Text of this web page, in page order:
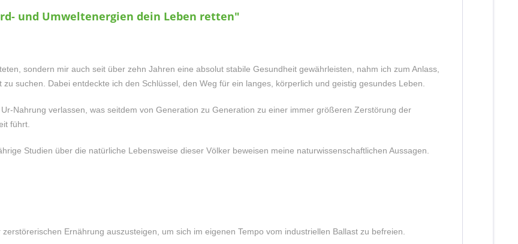
und Umweltenergien dein Leben retten"
sondern mir auch seit über zehn Jahren eine absolut stabile Gesundheit gewährleisten, nahm ich zum Anlass,
suchen. Dabei entdeckte ich den Schlüssel, den Weg für ein langes, körperlich und geistig gesundes Leben.
Nahrung verlassen, was seitdem von Generation zu Generation zu einer immer größeren Zerstörung der
führt.
Studien über die natürliche Lebensweise dieser Völker beweisen meine naturwissenschaftlichen Aussagen.
Ernährung auszusteigen, um sich im eigenen Tempo vom industriellen Ballast zu befreien.